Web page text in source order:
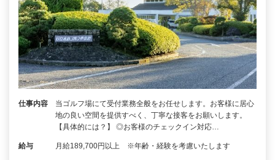
仕事内容
当ゴルフ場にて受付業務全般をお任せします。お客様に居心
地の良い空間を提供すべく、丁寧な接客をお願いします。
【具体的には？】 ◎お客様のチェックイン対応…
給与 月給189,700円以上 ※年齢・経験を考慮いたします